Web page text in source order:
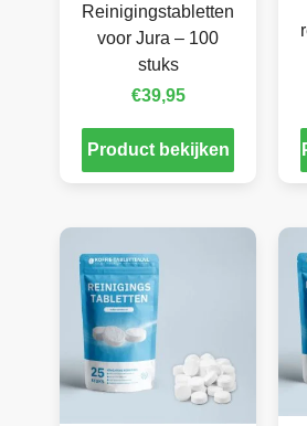
Reinigingstabletten
voor Jura – 100
stuks
€39,95
Product bekijken